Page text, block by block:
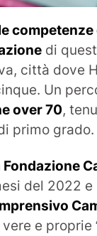
di
città dove
Un
over 70,
primo grado.
del 2022
e